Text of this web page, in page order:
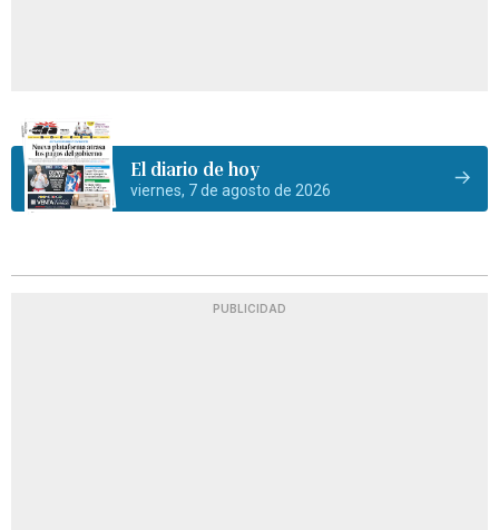
El diario de hoy
viernes, 7 de agosto de 2026
PUBLICIDAD